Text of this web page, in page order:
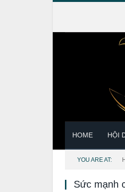
HOME HỘI
YOU ARE AT:
Sức mạnh